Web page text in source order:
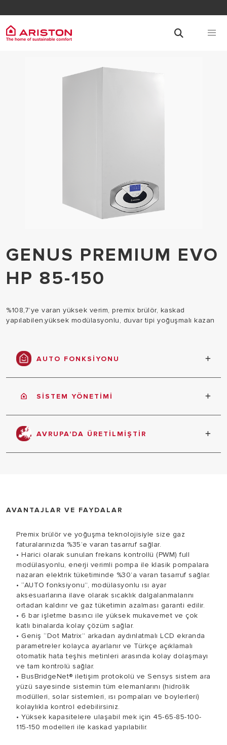
GENUS PREMIUM EVO
HP 85-150
%108,7’ye varan yüksek verim, premix brülör, kaskad
yapılabilen,yüksek modülasyonlu, duvar tipi yoğuşmalı kazan
AUTO FONKSİYONU
Hava koşullarına göre ısıtma ihtiyacını otomatik
tasarrufu ve kullanım kolaylığı sağlar.
SİSTEM YÖNETİMİ
Güvenilir iletişim protokolü, tüm Ariston cihaz ve
aksesuarlarının tek bir sisteme bağlanmasına izin
verir.AVRUPA'DA ÜRETİLMİŞTİR
Avrupa'da en modern kalite standartlarına göre
AVANTAJLAR VE FAYDALAR
Premix brülör ve yoğuşma teknolojisiyle size gaz
faturalarınızda %35’e varan tasarruf sağlar.
• Harici olarak sunulan frekans kontrollü (PWM) full
modülasyonlu, enerji verimli pompa ile klasik pompalara
nazaran elektrik tüketiminde %30’a varan tasarruf sağlar.
• “AUTO fonksiyonu”, modülasyonlu ısı ayar
aksesuarlarına ilave olarak sıcaklık dalgalanmalarını
ortadan kaldırır ve gaz tüketimin azalması garanti edilir.
• 6 bar işletme basıncı ile yüksek mukavemet ve çok
katlı binalarda kolay çözüm sağlar.
• Geniş “Dot Matrix” arkadan aydınlatmalı LCD ekranda
parametreler kolayca ayarlanır ve Türkçe açıklamalı
otomatik hata teşhis metinleri arasında kolay dolaşmayı
ve tam kontrolü sağlar.
• BusBridgeNet® iletişim protokolü ve Sensys sistem ara
yüzü sayesinde sistemin tüm elemanlarını (hidrolik
modülleri, solar sistemleri, ısı pompaları ve boylerleri)
kolaylıkla kontrol edebilirsiniz.
• Yüksek kapasitelere ulaşabil mek için 45-65-85-100-
115-150 modelleri ile kaskad yapılabilir.